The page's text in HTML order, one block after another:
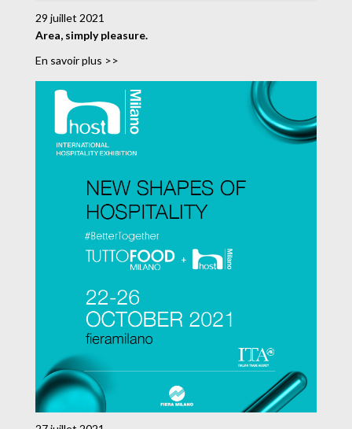
29 juillet 2021
Area, simply pleasure.
En savoir plus >>